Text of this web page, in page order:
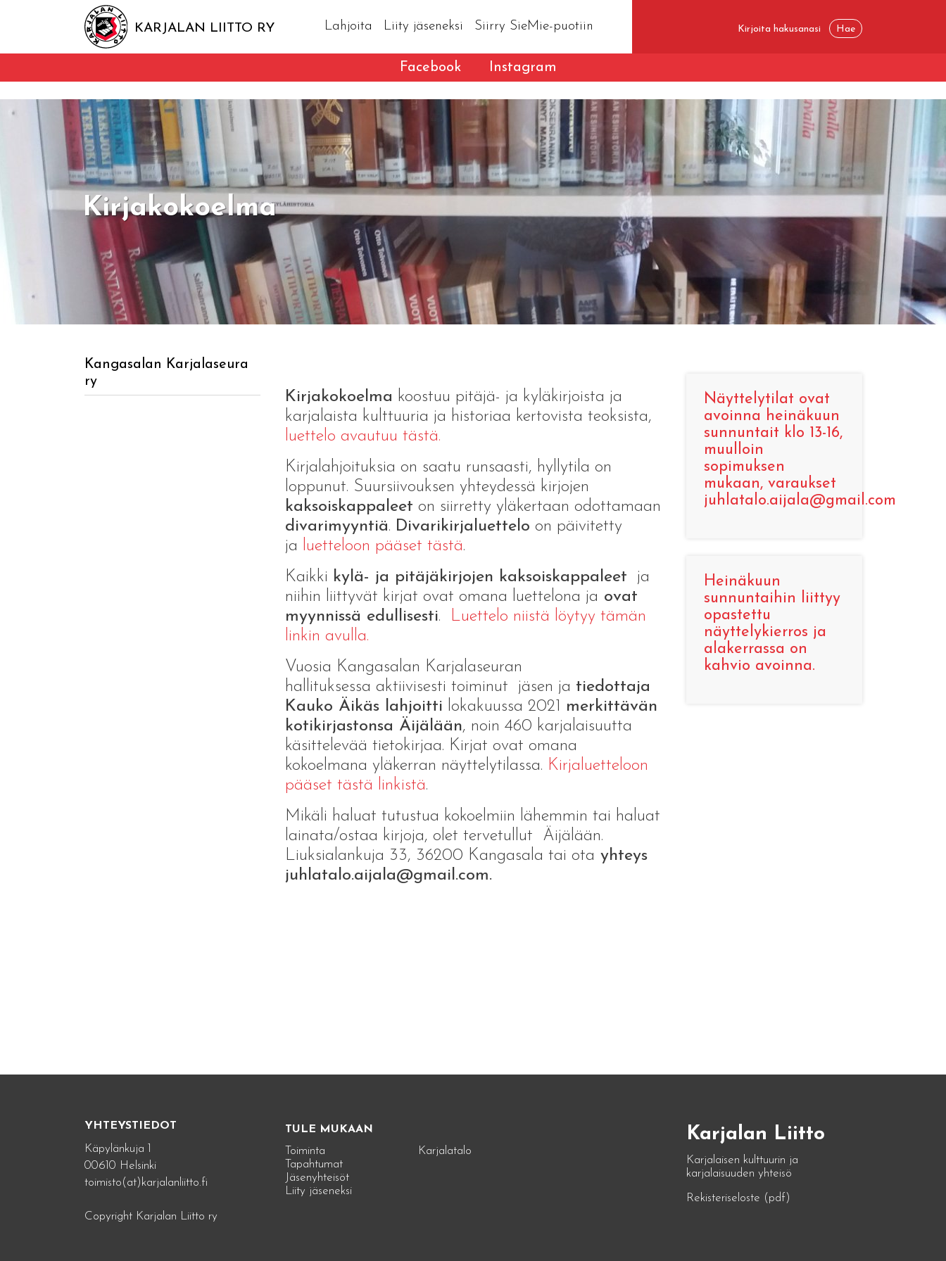
KARJALAN LIITTO RY Lahjoita Liity jäseneksi Siirry SieMie-puotiin
Facebook Instagram
Kirjakokoelma
Kangasalan Karjalaseura
ry
Kirjakokoelma koostuu pitäjä- ja kyläkirjoista ja
karjalaista kulttuuria ja historiaa kertovista teoksista,
luettelo avautuu tästä.
Kirjalahjoituksia on saatu runsaasti, hyllytila on
loppunut. Suursiivouksen yhteydessä kirjojen
kaksoiskappaleet on siirretty yläkertaan odottamaan
divarimyyntiä. Divarikirjaluettelo on päivitetty
ja luetteloon pääset tästä.
Kaikki kylä- ja pitäjäkirjojen kaksoiskappaleet ja
niihin liittyvät kirjat ovat omana luettelona ja ovat
myynnissä edullisesti.
Luettelo niistä löytyy tämän
linkin avulla.
Vuosia Kangasalan Karjalaseuran
hallituksessa aktiivisesti toiminut jäsen ja tiedottaja
Kauko Äikäs lahjoitti lokakuussa 2021 merkittävän
kotikirjastonsa Äijälään, noin 460 karjalaisuutta
käsittelevää tietokirjaa. Kirjat ovat omana
kokoelmana yläkerran näyttelytilassa. Kirjaluetteloon
pääset tästä linkistä.
Mikäli haluat tutustua kokoelmiin lähemmin tai haluat
lainata/ostaa kirjoja, olet tervetullut Äijälään.
Liuksialankuja 33, 36200 Kangasala tai ota yhteys
juhlatalo.aijala@gmail.com.
Näyttelytilat ovat
avoinna heinäkuun
sunnuntait klo 13-16,
muulloin
sopimuksen
mukaan, varaukset
juhlatalo.aijala@gmail.com
Heinäkuun
sunnuntaihin liittyy
opastettu
näyttelykierros ja
alakerrassa on
kahvio avoinna.
YHTEYSTIEDOT
Käpylänkuja 1
00610 Helsinki
toimisto(at)karjalanliitto.fi
Copyright Karjalan Liitto ry
TULE MUKAAN
Toiminta
Tapahtumat
Jäsenyhteisöt
Liity jäseneksi
Karjalatalo
Karjalan Liitto
Karjalaisen kulttuurin ja
karjalaisuuden yhteisö
Rekisteriseloste (pdf)